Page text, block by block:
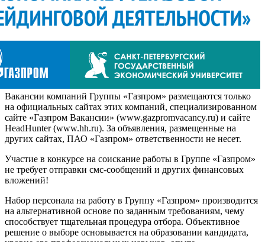
Вакансии компаний Группы «Газпром» размещаются только
на официальных сайтах этих компаний, специализированном
сайте «Газпром Вакансии» (www.gazpromvacancy.ru) и сайте
HeadHunter (www.hh.ru). За объявления, размещенные на
других сайтах, ПАО «Газпром» ответственности не несет.
Участие в конкурсе на соискание работы в Группе «Газпром»
не требует отправки смс-сообщений и других финансовых
вложений!
Набор персонала на работу в Группу «Газпром» производится
на альтернативной основе по заданным требованиям, чему
способствует тщательная процедура отбора. Объективное
решение о выборе основывается на образовании кандидата,